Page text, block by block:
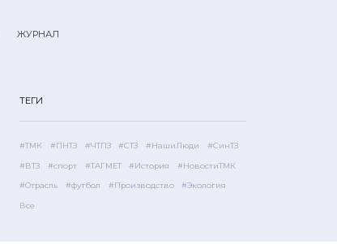
ЖУРНАЛ
ТЕГИ
#ТМК #ПНТЗ #ЧТПЗ #СТЗ #НашиЛюди #СинТЗ
#ВТЗ #спорт #ТАГМЕТ #История #НовостиТМК
#Отрасль #футбол #Производство #Экология
Все